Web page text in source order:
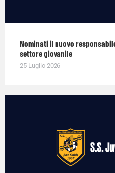
Nominati il nuovo
settore giovanile
25 Luglio 2026